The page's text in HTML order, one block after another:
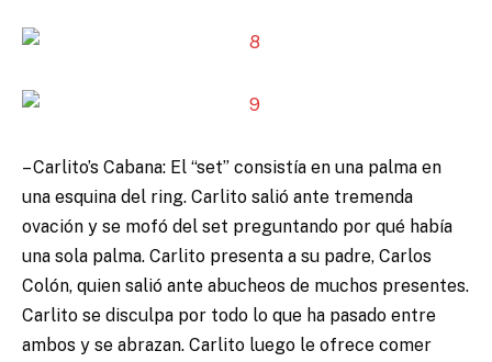
– Carlito’s Cabana: El “set” consistía en una palma en
una esquina del ring. Carlito salió ante tremenda
ovación y se mofó del set preguntando por qué había
una sola palma. Carlito presenta a su padre, Carlos
Colón, quien salió ante abucheos de muchos presentes.
Carlito se disculpa por todo lo que ha pasado entre
ambos y se abrazan. Carlito luego le ofrece comer